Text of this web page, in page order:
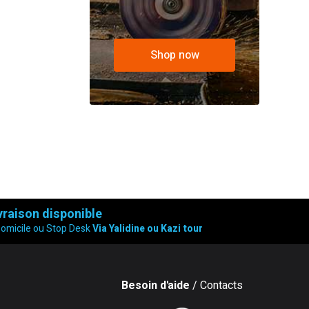
Shop now
disponible
ou Stop DeskVia Yalidine ou Kazi tour
Besoin d'aide / Contacts